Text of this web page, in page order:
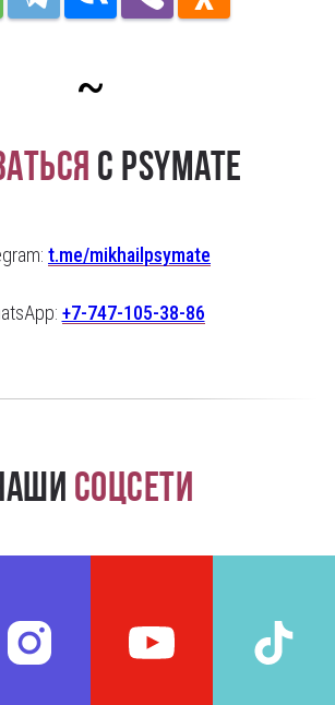
~
с PsyMate
t.me/mikhailpsymate
+7-747-105-38-86
соцсети